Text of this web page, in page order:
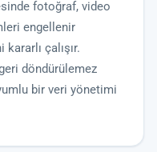
fotoğraf, video
engellenir
çalışır.
döndürülemez
bir veri yönetimi